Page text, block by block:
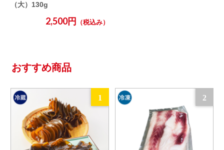
（大）130g
2,500円 （税込み）
おすすめ商品
1 2